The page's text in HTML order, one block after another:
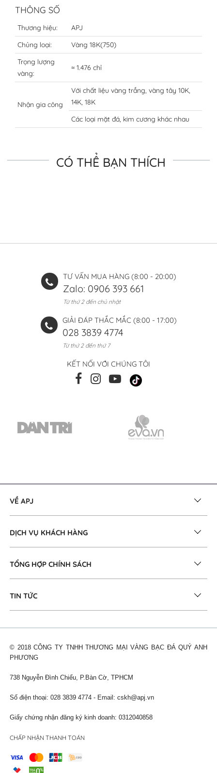
THÔNG SỐ
Thương hiệu:
APJ
Chủng loại:
Vàng 18K(750)
Trọng lượng
vàng:
≈ 1.476 chỉ
Nhận gia công
Với chất liệu vàng trắng, vàng tây 10K,
14K, 18K
Các loại mặt đá, kim cương khác nhau
CÓ THỂ BẠN THÍCH
TƯ VẤN MUA HÀNG (8:00 - 20:00)
Zalo: 0906 393 661
Từ thứ 2 đến chủ nhật
GIẢI ĐÁP THẮC MẮC (8:00 - 17:00)
028 3839 4774
Từ thứ 2 đến thứ 7
KẾT NỐI VỚI CHÚNG TÔI
VỀ APJ
DỊCH VỤ KHÁCH HÀNG
TỔNG HỢP CHÍNH SÁCH
TIN TỨC
© 2018 CÔNG TY TNHH THƯƠNG MẠI VÀNG BẠC ĐÁ QUÝ ANH
PHƯƠNG
738 Nguyễn Đình Chiểu, P.Bàn Cờ, TPHCM
Số điện thoại: 028 3839 4774 - Email: cskh@apj.vn
Giấy chứng nhận đăng ký kinh doanh: 0312040858
CHẤP NHẬN THANH TOÁN